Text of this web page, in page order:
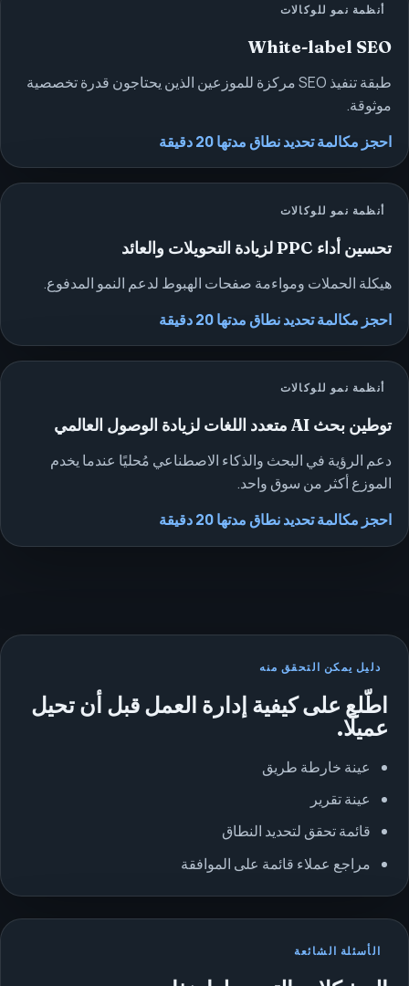
أنظمة نمو للوكالات
White-label SEO
طبقة تنفيذ SEO مركزة للموزعين الذين يحتاجون قدرة تخصصية
موثوقة.
احجز مكالمة تحديد نطاق مدتها 20 دقيقة
أنظمة نمو للوكالات
تحسين أداء PPC لزيادة التحويلات والعائد
هيكلة الحملات ومواءمة صفحات الهبوط لدعم النمو المدفوع.
احجز مكالمة تحديد نطاق مدتها 20 دقيقة
أنظمة نمو للوكالات
توطين بحث AI متعدد اللغات لزيادة الوصول العالمي
دعم الرؤية في البحث والذكاء الاصطناعي مُحليًا عندما يخدم
الموزع أكثر من سوق واحد.
احجز مكالمة تحديد نطاق مدتها 20 دقيقة
دليل يمكن التحقق منه
اطّلع على كيفية إدارة العمل قبل أن تحيل
عميلًا.
عينة خارطة طريق
عينة تقرير
قائمة تحقق لتحديد النطاق
مراجع عملاء قائمة على الموافقة
الأسئلة الشائعة